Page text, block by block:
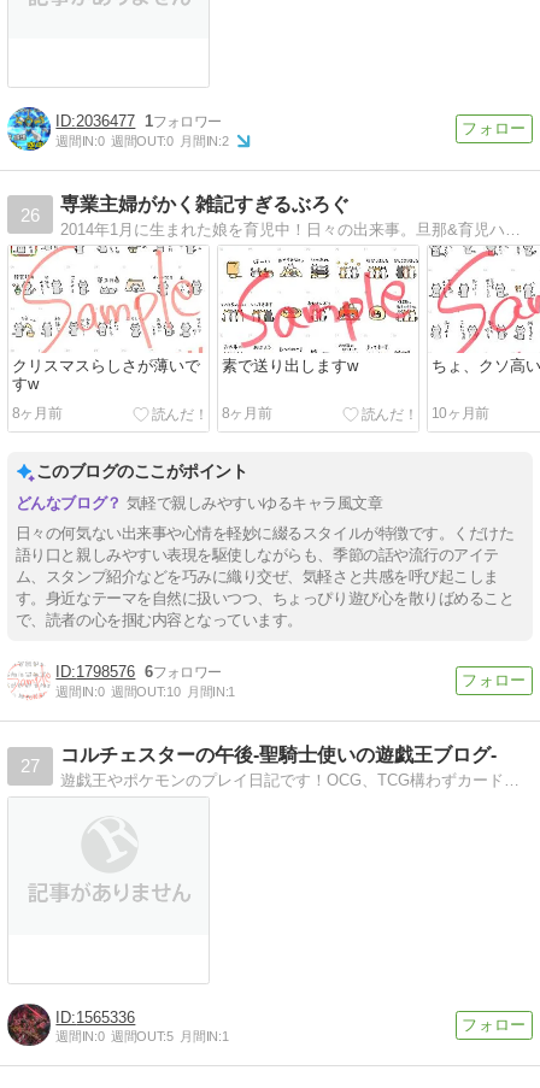
2036477 1
週間IN:0 週間OUT:0 月間IN:2
26
専業主婦がかく雑記すぎるぶろぐ
クリスマスらしさが薄いで
すw
8ヶ月前
素で送り出しますw
8ヶ月前
ちょ、クソ高
10ヶ月前
このブログのここがポイント
気軽で親しみやすいゆるキャラ風文章
日々の何気ない出来事や心情を軽妙に綴るスタイルが特徴です。くだけた
語り口と親しみやすい表現を駆使しながらも、季節の話や流行のアイテ
ム、スタンプ紹介などを巧みに織り交ぜ、気軽さと共感を呼び起こしま
す。身近なテーマを自然に扱いつつ、ちょっぴり遊び心を散りばめること
で、読者の心を掴む内容となっています。
1798576 6
週間IN:0 週間OUT:10 月間IN:1
27
コルチェスターの午後-聖騎士使いの遊戯王ブログ-
遊戯王やポケモンのプレイ日記です！OCG、TCG構わずカードを紹介しています！
1565336
週間IN:0 週間OUT:5 月間IN:1